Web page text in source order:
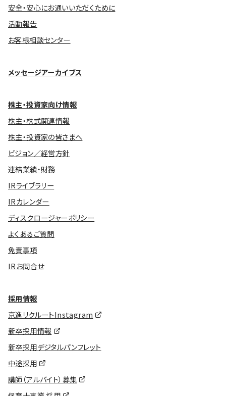
安全・安心にお通いいただくために
活動報告
お客様相談センター
メッセージアーカイブス
株主・投資家向け情報
株主・株式関連情報
株主・投資家の皆さまへ
ビジョン／経営方針
連結業績・財務
IRライブラリー
IRカレンダー
ディスクロージャーポリシー
よくあるご質問
免責事項
IRお問合せ
採用情報
京進リクルートInstagram
新卒採用情報
新卒採用デジタルパンフレット
中途採用
講師（アルバイト）募集